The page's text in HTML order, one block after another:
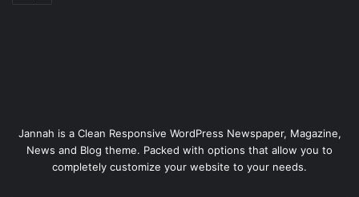
Jannah is a Clean Responsive WordPress Newspaper, Magazine,
News and Blog theme. Packed with options that allow you to
completely customize your website to your needs.